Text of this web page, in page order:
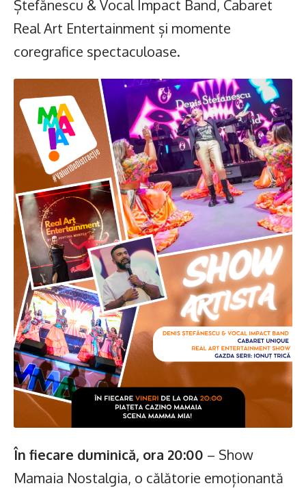
Ștefănescu & Vocal Impact Band, Cabaret
Real Art Entertainment și momente
coregrafice spectaculoase.
În fiecare duminică, ora 20:00 – Show
Mamaia Nostalgia, o călătorie emoționantă